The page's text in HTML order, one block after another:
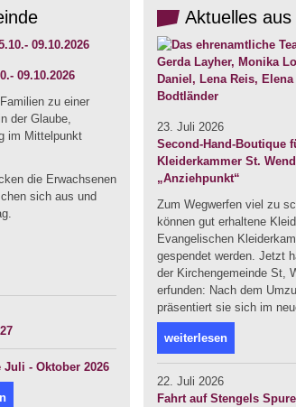
09.10.2026
zu einer
der Glaube,
im Mittelpunkt
die Erwachsenen
sich aus und
- Oktober 2026
Aktuelles
23. Juli 2026
Second-Hand-Boutique
Kleiderkammer St.
„Anziehpunkt“
Zum Wegwerfen viel zu
können gut erhaltene
Evangelischen
gespendet werden. Jetzt
der Kirchengemeinde St,
erfunden: Nach dem
präsentiert sie sich im
weiterlesen
22. Juli 2026
Fahrt auf Stengels